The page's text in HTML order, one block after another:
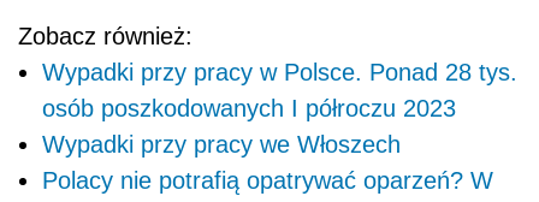
Zobacz również:
Wypadki przy pracy w Polsce. Ponad 28 tys.
osób poszkodowanych I półroczu 2023
Wypadki przy pracy we Włoszech
Polacy nie potrafią opatrywać oparzeń? W